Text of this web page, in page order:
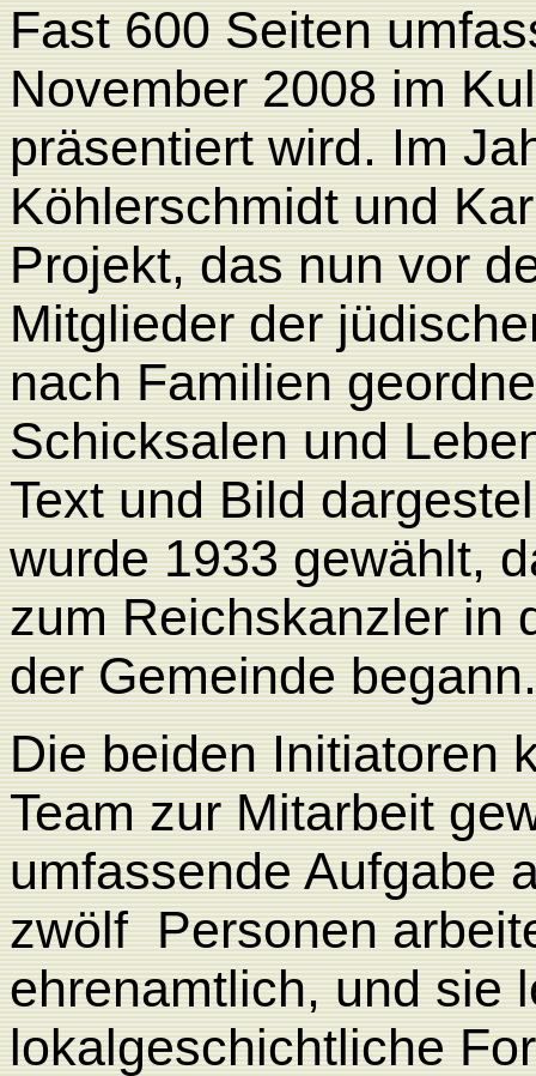
Fast 600 Seiten
November 2008 im
präsentiert wird. Im
Köhlerschmidt und
Projekt, das nun vor
Mitglieder der
nach Familien
Schicksalen und
Text und Bild
wurde 1933 gewählt,
zum Reichskanzler in
der Gemeinde begann.
Die beiden Initiatoren
Team zur Mitarbeit
umfassende Aufgabe
zwölf Personen
ehrenamtlich, und sie
lokalgeschichtliche